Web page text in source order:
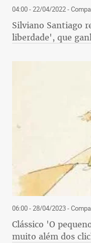
04:00 - 22/04/2022-
Silviano Santiago
liberdade', que
06:00 - 28/04/2023-
Clássico 'O
muito além dos